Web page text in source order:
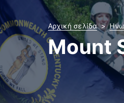
Αρχική σελίδα
Mount